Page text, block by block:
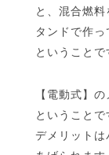
と、混合燃
タンドで作っ
ということで
【電動式】
ということで
デメリット